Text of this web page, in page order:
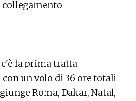
c'è la prima tratta
un volo di 36 ore totali
Roma, Dakar, Natal,